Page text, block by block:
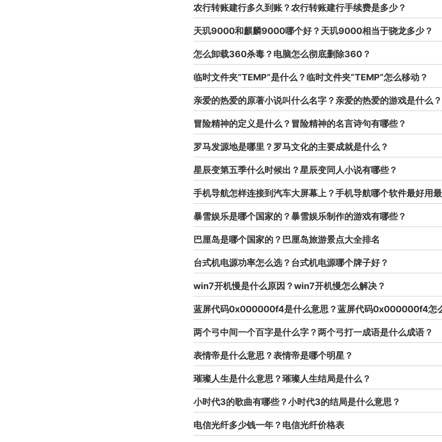
农行转账建行多久到账？农行转账建行手续费是多少？
天玑9000和麒麟9000哪个好？天玑9000相当于骁龙多少？
怎么卸载360杀毒？电脑怎么彻底删除360？
临时文件夹“TEMP”是什么？临时文件夹“TEMP”怎么移动？
亲爱的热爱的原著小说叫什么名字？亲爱的热爱的游戏是什么？
冒险精神的定义是什么？冒险精神的名言诗句有哪些？
罗马发源地是哪里？罗马文化的主要成就是什么？
星辰变第五季什么时候出？星辰变同人小说有哪些？
手机导航怎样连接到汽车大屏幕上？手机导航哪个软件最好用
暴雪娱乐是哪个国家的？暴雪娱乐制作的游戏有哪些？
巴厘岛是哪个国家的？巴厘岛旅游景点大全排名
台式机电源功率怎么选？台式机电源哪个牌子好？
win7开机慢是什么原因？win7开机慢怎么解决？
蓝屏代码0x000000f4是什么意思？蓝屏代码0x000000f4怎
两个弓中间一个百字是什么字？两个弓打一成语是什么成语？
表情帝是什么意思？表情帝是哪个明星？
璀璨人生是什么意思？璀璨人生结局是什么？
小时代3的歌曲有哪些？小时代3的结局是什么意思？
电信光纤多少钱一年？电信光纤价格表